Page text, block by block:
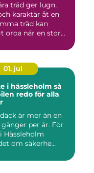
träd ger lugn,
karaktär åt en
träd kan
oroa när en stor...
01. jul
i hässleholm så
redo för alla
är mer än en
per år. För
Hässleholm
om säkerhe...